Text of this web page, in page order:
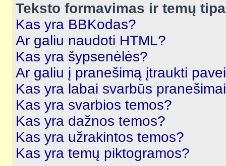
Teksto formavimas ir temų
Kas yra BBKodas?
Ar galiu naudoti HTML?
Kas yra šypsenėlės?
Ar galiu į pranešimą įtraukti
Kas yra labai svarbūs
Kas yra svarbios temos?
Kas yra dažnos temos?
Kas yra užrakintos temos?
Kas yra temų piktogramos?